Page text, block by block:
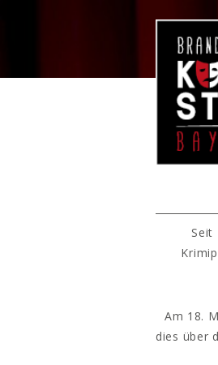
Seit
Am 18.
dies über